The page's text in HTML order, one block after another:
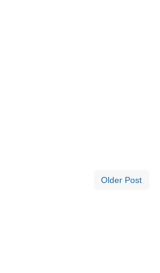
Older Post